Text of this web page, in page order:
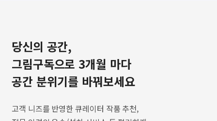
당신의 공간,
그림구독으로 3개월 마다
공간 분위기를 바꿔보세요
고객 니즈를 반영한 큐레이터 작품 추천,